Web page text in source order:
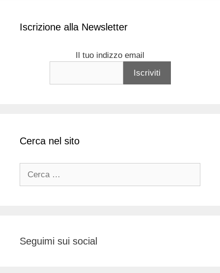
Iscrizione alla Newsletter
Il tuo indizzo email
Cerca nel sito
Seguimi sui social